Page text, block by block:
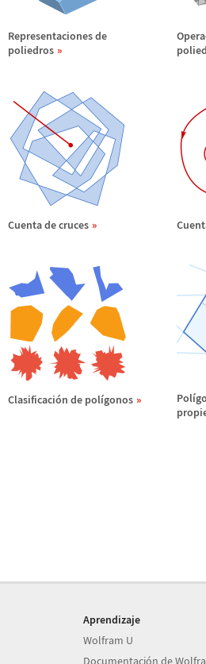
Representaciones de
poliedros
Cuenta de cruces
Clasificación de polígonos Polí
Aprendizaje
Wolfram U
Documentación de